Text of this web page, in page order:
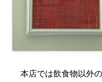
本店では飲食物以外の